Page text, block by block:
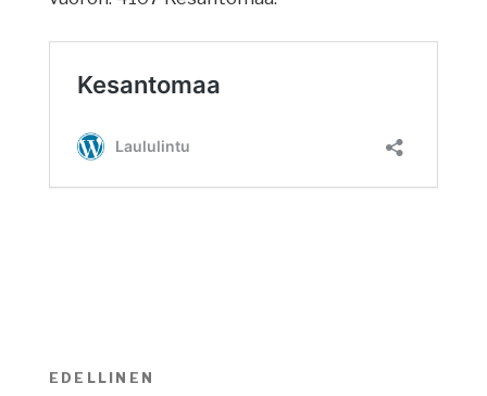
Artikkelien
Edellinen
EDELLINEN